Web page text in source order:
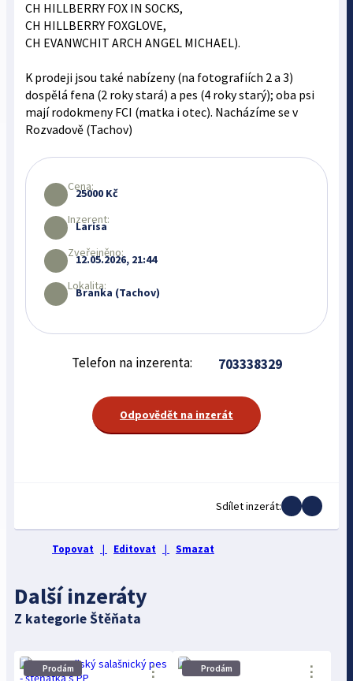
CH HILLBERRY FOX IN SOCKS,
CH HILLBERRY FOXGLOVE,
CH EVANWCHIT ARCH ANGEL MICHAEL).
K prodeji jsou také nabízeny (na fotografiích 2 a 3)
dospělá fena (2 roky stará) a pes (4 roky starý); oba psi
mají rodokmeny FCI (matka i otec). Nacházíme se v
Rozvadově (Tachov)
Cena:
25000 Kč
Inzerent:
Larisa
Zveřejněno:
12.05.2026, 21:44
Lokalita:
Branka (Tachov)
Telefon na inzerenta: 703338329
Odpovědět na inzerát
Sdílet inzerát:
Topovat Editovat Smazat
Další inzeráty
Z kategorie Štěňata
Prodám ⋮ Prodám ⋮